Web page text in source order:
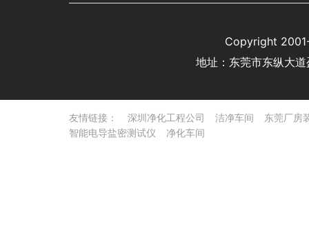
Copyright
地址：东莞市东纵大
友情链接： 深圳净化工程公司 洁净车间
东莞厂房
智能电导盐密测试仪
净化车间